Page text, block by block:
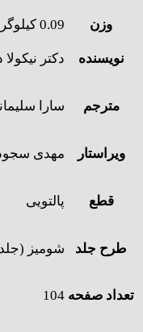
وزن 0.09 کیلوگرم
نویسنده دکتر
مترجم سارا
ویراستار مهدی
قطع پالتویی
طرح جلد شومیز
تعداد صفحه 104